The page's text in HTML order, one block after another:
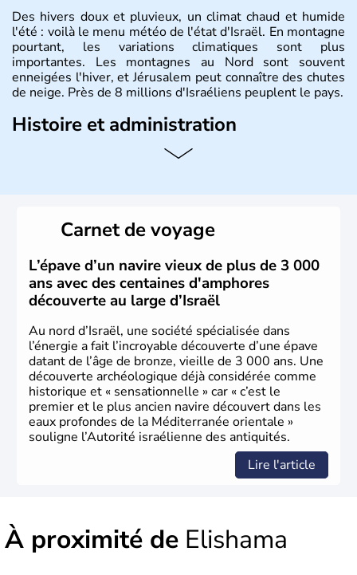
Des hivers doux et pluvieux, un climat chaud et humide
l'été : voilà le menu météo de l'état d'Israël. En montagne
pourtant, les variations climatiques sont plus
importantes. Les montagnes au Nord sont souvent
enneigées l'hiver, et Jérusalem peut connaître des chutes
de neige. Près de 8 millions d'Israéliens peuplent le pays.
Histoire et administration
L'Israël est un état de la partie est de la Méditerranée,
vrai essor économique dans le domaine des nouvelles
Carnet de voyage
L’épave d’un navire vieux de plus de 3 000
ans avec des centaines d'amphores
découverte au large d’Israël
Au nord d’Israël, une société spécialisée dans
l’énergie a fait l’incroyable découverte d’une épave
datant de l’âge de bronze, vieille de 3 000 ans. Une
découverte archéologique déjà considérée comme
historique et « sensationnelle » car « c’est le
premier et le plus ancien navire découvert dans les
eaux profondes de la Méditerranée orientale »
souligne l’Autorité israélienne des antiquités.
Lire l'article
À proximité de Elishama